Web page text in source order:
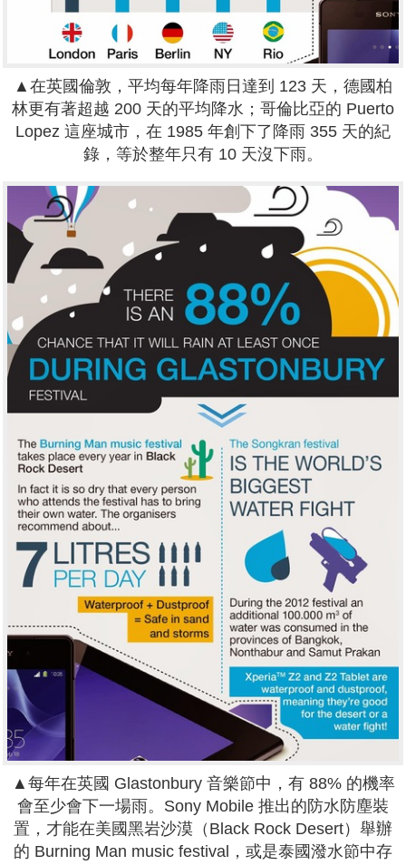
▲在英國倫敦，平均每年降雨日達到 123 天，德國柏
林更有著超越 200 天的平均降水；哥倫比亞的 Puerto
Lopez 這座城市， 在 1985 年創下了降雨 355 天的紀
錄，等於整年只有 10 天沒下雨。
▲每年在英國 Glastonbury 音樂節中，有 88% 的機率
會至少會下一場雨。Sony Mobile 推出的防水防塵裝
置，才能在美國黑岩沙漠（Black Rock Desert）舉辦
的 Burning Man music festival，或是泰國潑水節中存